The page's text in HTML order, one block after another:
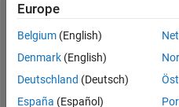
Recommandations
Please
login
to
Europe
Belgium (English)
Denmark (English)
Deutschland (Deutsch)
España (Español)